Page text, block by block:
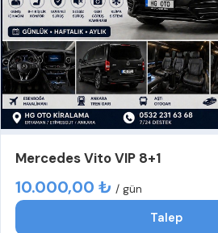
Mercedes Vito VIP 8+1
10.000,00 ₺ / gün
Talep